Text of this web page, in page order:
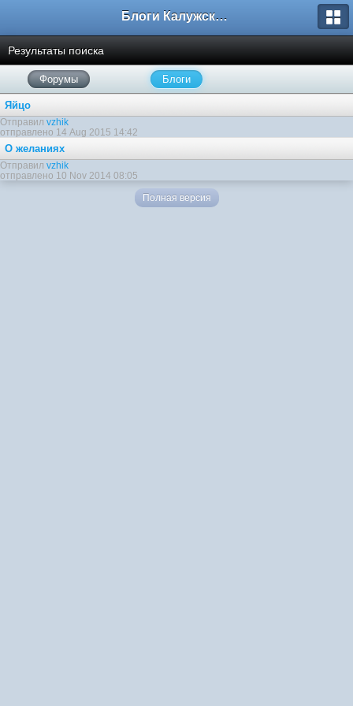
Блоги Калужского перекрестка
Результаты поиска
Форумы Блоги
Яйцо
Отправил vzhik
отправлено 14 Aug 2015 14:42
О желаниях
Отправил vzhik
отправлено 10 Nov 2014 08:05
Полная версия